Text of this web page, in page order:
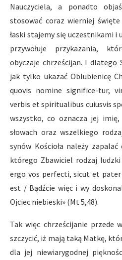
Nauczyciela, a ponadto
stosować coraz wierniej
łaski stajemy się uczestnikami
przywołuje przykazania,
obyczaje chrześcijan. I dlatego
jak tylko ukazać Oblubienicę
quovis nomine significe-tur,
verbis et spiritualibus cuiusvis
wszystko, co oznacza jej
słowach oraz wszelkiego
synów Kościoła należy
którego Zbawiciel rodzaj ludzki
ergo vos perfecti, sicut et
est / Bądźcie więc i wy
Ojciec niebieski» (Mt 5,48).
Tak więc chrześcijanie przede
szczycić, iż mają taką Matkę,
dla jej niewiarygodnej